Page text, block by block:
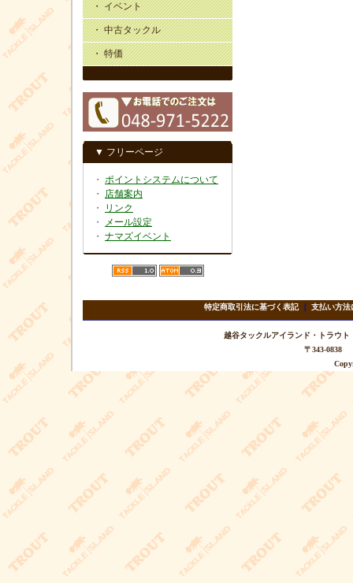
・ イベント
・ 中古タックル
・ 特価
▼ フリーページ
・ ポイントシステムについて
・ 店舗案内
・
リンク
・
メール設定
・ ナマズイベント
特定商取引法に基づく表記｜ 支払い方法
越谷タックルアイランド・トラ
〒343-0838